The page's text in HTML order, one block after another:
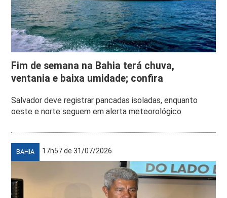
Fim de semana na Bahia terá chuva,
ventania e baixa umidade; confira
Salvador deve registrar pancadas isoladas, enquanto
oeste e norte seguem em alerta meteorológico
BAHIA 17h57 de 31/07/2026